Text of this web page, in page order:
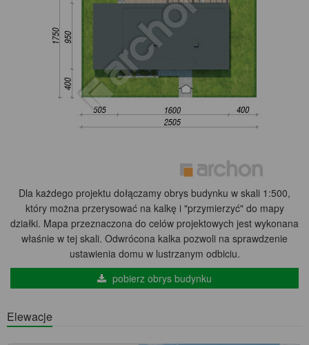
Dla każdego projektu dołączamy obrys budynku w skali 1:500,
który można przerysować na kalkę i "przymierzyć" do mapy
działki. Mapa przeznaczona do celów projektowych jest wykonana
właśnie w tej skali. Odwrócona kalka pozwoli na sprawdzenie
ustawienia domu w lustrzanym odbiciu.
pobierz obrys budynku
Elewacje